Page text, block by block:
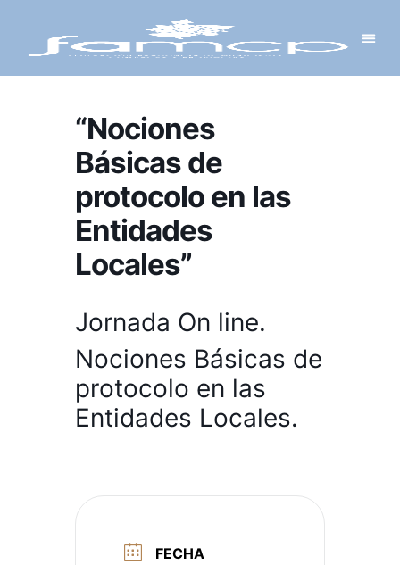
“Nociones
Básicas de
protocolo en las
Entidades
Locales”
Jornada On line.
Nociones Básicas de
protocolo en las
Entidades Locales.
FECHA